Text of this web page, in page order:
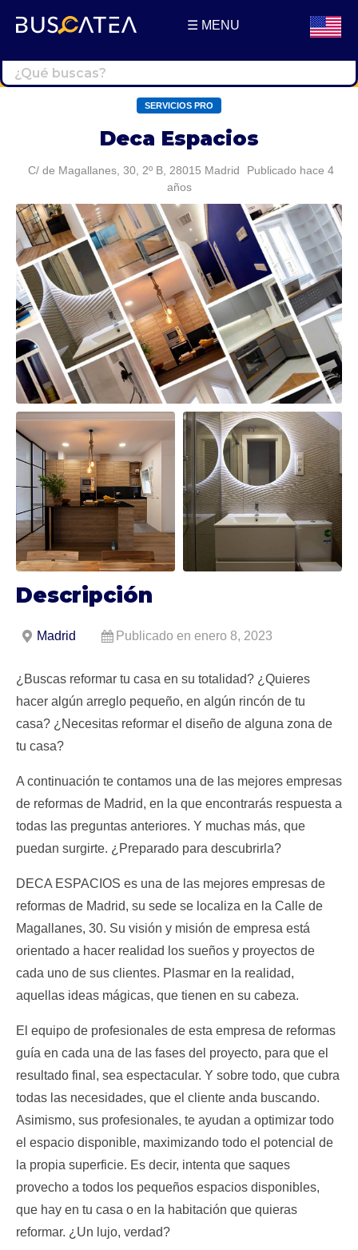
☰ MENU
SERVICIOS PRO
Deca Espacios
C/ de Magallanes, 30, 2º B, 28015 Madrid
Publicado hace 4
años
Descripción
Madrid Publicado en enero 8, 2023
¿Buscas reformar tu casa en su totalidad? ¿Quieres
hacer algún arreglo pequeño, en algún rincón de tu
casa? ¿Necesitas reformar el diseño de alguna zona de
tu casa?
A continuación te contamos una de las mejores empresas
de reformas de Madrid, en la que encontrarás respuesta a
todas las preguntas anteriores. Y muchas más, que
puedan surgirte. ¿Preparado para descubrirla?
DECA ESPACIOS es una de las mejores empresas de
reformas de Madrid, su sede se localiza en la Calle de
Magallanes, 30. Su visión y misión de empresa está
orientado a hacer realidad los sueños y proyectos de
cada uno de sus clientes. Plasmar en la realidad,
aquellas ideas mágicas, que tienen en su cabeza.
El equipo de profesionales de esta empresa de reformas
guía en cada una de las fases del proyecto, para que el
resultado final, sea espectacular. Y sobre todo, que cubra
todas las necesidades, que el cliente anda buscando.
Asimismo, sus profesionales, te ayudan a optimizar todo
el espacio disponible, maximizando todo el potencial de
la propia superficie. Es decir, intenta que saques
provecho a todos los pequeños espacios disponibles,
que hay en tu casa o en la habitación que quieras
reformar. ¿Un lujo, verdad?